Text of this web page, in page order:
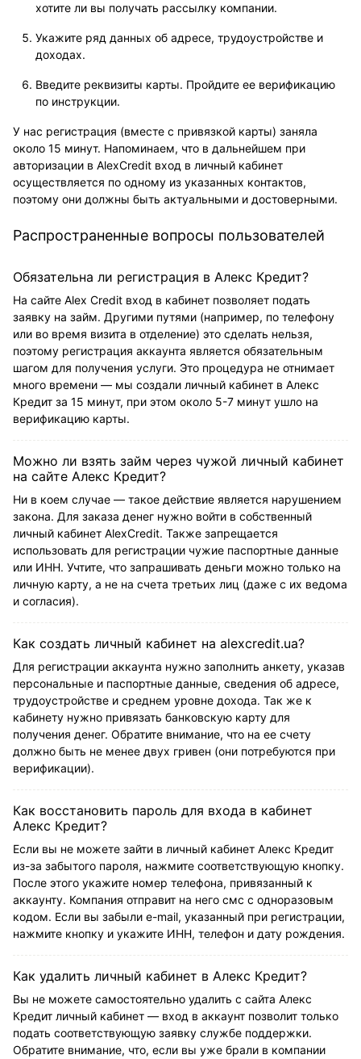
хотите ли вы получать рассылку компании.
Укажите ряд данных об адресе, трудоустройстве и
доходах.
Введите реквизиты карты. Пройдите ее верификацию
по инструкции.
У нас регистрация (вместе с привязкой карты) заняла
около 15 минут. Напоминаем, что в дальнейшем при
авторизации в AlexCredit вход в личный кабинет
осуществляется по одному из указанных контактов,
поэтому они должны быть актуальными и достоверными.
Распространенные вопросы пользователей
Обязательна ли регистрация в Алекс Кредит?
На сайте Alex Credit вход в кабинет позволяет подать
заявку на займ. Другими путями (например, по телефону
или во время визита в отделение) это сделать нельзя,
поэтому регистрация аккаунта является обязательным
шагом для получения услуги. Это процедура не отнимает
много времени — мы создали личный кабинет в Алекс
Кредит за 15 минут, при этом около 5-7 минут ушло на
верификацию карты.
Можно ли взять займ через чужой личный кабинет
на сайте Алекс Кредит?
Ни в коем случае — такое действие является нарушением
закона. Для заказа денег нужно войти в собственный
личный кабинет AlexCredit. Также запрещается
использовать для регистрации чужие паспортные данные
или ИНН. Учтите, что запрашивать деньги можно только на
личную карту, а не на счета третьих лиц (даже с их ведома
и согласия).
Как создать личный кабинет на alexcredit.ua?
Для регистрации аккаунта нужно заполнить анкету, указав
персональные и паспортные данные, сведения об адресе,
трудоустройстве и среднем уровне дохода. Так же к
кабинету нужно привязать банковскую карту для
получения денег. Обратите внимание, что на ее счету
должно быть не менее двух гривен (они потребуются при
верификации).
Как восстановить пароль для входа в кабинет
Алекс Кредит?
Если вы не можете зайти в личный кабинет Алекс Кредит
из-за забытого пароля, нажмите соответствующую кнопку.
После этого укажите номер телефона, привязанный к
аккаунту. Компания отправит на него смс с одноразовым
кодом. Если вы забыли e-mail, указанный при регистрации,
нажмите кнопку и укажите ИНН, телефон и дату рождения.
Как удалить личный кабинет в Алекс Кредит?
Вы не можете самостоятельно удалить с сайта Алекс
Кредит личный кабинет — вход в аккаунт позволит только
подать соответствующую заявку службе поддержки.
Обратите внимание, что, если вы уже брали в компании